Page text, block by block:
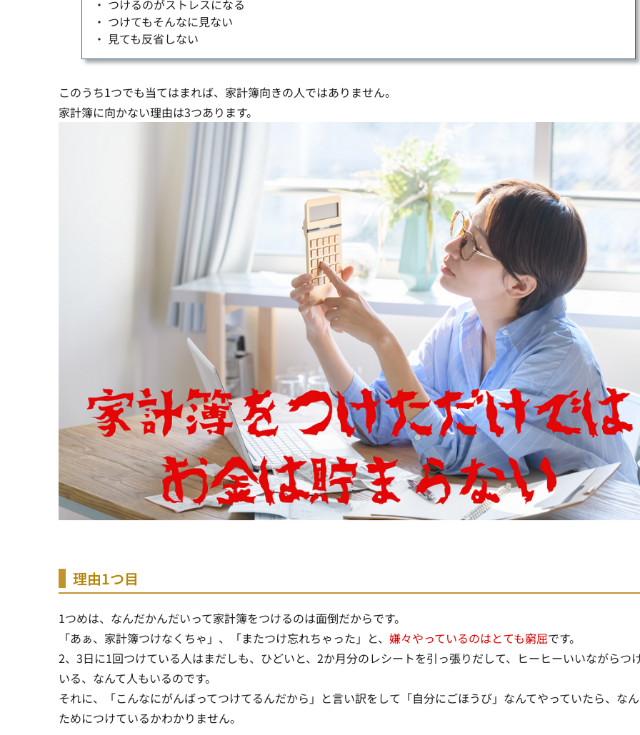
・ つけるのがストレスになる
・ つけてもそんなに見ない
・ 見ても反省しない
このうち1つでも当てはまれば、家計簿向きの人ではありません。
家計簿に向かない理由は3つあります。
理由1つ目
1つめは、なんだかんだいって家計簿をつけるのは面倒だからです。
「あぁ、家計簿つけなくちゃ」、「またつけ忘れちゃった」と、 嫌々やっているのはとても窮屈です。
2、3日に1回つけている人はまだしも、ひどいと、2か月分のレシートを引っ張りだして、ヒーヒーいいながらつ
いる、なんて人もいるのです。
それに、「こんなにがんばってつけてるんだから」と言い訳をして「自分にごほうび」なんてやっていたら、な
ためにつけているかわかりません。